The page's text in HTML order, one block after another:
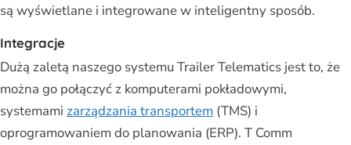
są wyświetlane i integrowane w inteligentny sposób.
Integracje
Dużą zaletą naszego systemu Trailer Telematics jest to, że
można go połączyć z komputerami pokładowymi,
systemami zarządzania transportem (TMS) i
oprogramowaniem do planowania (ERP). T Comm